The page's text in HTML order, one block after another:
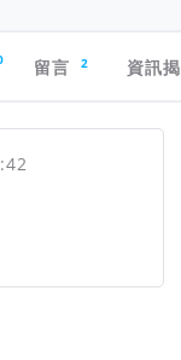
留言 2 資訊